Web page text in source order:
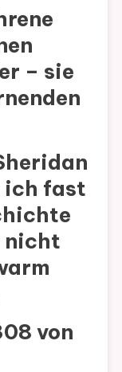
– sie
ich fast
nicht
von